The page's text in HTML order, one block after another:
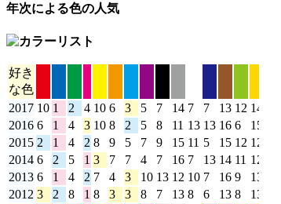
年次による色の人気
好き
な色
2017 10 1 2 4 10 6 3 5 7 14 7 7 13 12 14
2016 6 1 4 3 10 8 2 5 8 11 13 13 16 6 15
2015 2 1 4 2 8 9 5 7 9 15 11 5 15 12 12
2014 6 2 5 1 3 7 7 4 7 16 7 13 14 11 12
2013 6 1 4 2 7 4 3 10 13 12 10 7 16 9 13
2012 3 2 8 1 8 3 3 8 7 13 8 6 13 8 13